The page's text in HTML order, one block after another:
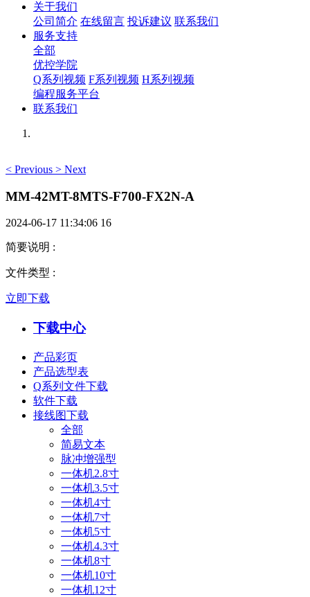
关于我们
公司简介 在线留言 投诉建议 联系我们
服务支持
全部
优控学院
Q系列视频 F系列视频 H系列视频
编程服务平台
联系我们
< Previous > Next
MM-42MT-8MTS-F700-FX2N-A
2024-06-17 11:34:06 16
简要说明 :
文件类型 :
立即下载
下载中心
产品彩页
产品选型表
Q系列文件下载
软件下载
接线图下载
全部
简易文本
脉冲增强型
一体机2.8寸
一体机3.5寸
一体机4寸
一体机7寸
一体机5寸
一体机4.3寸
一体机8寸
一体机10寸
一体机12寸